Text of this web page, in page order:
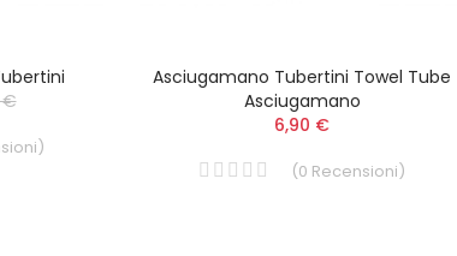
€
)
Asciugamano Tubertini Towel Tube
Asciugamano
6,90 €
(0 Recensioni)